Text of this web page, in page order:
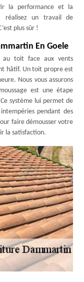
la performance et la
réalisez un travail de
plus sûr !
En Goele
au toit face aux vents
hâtif. Un toit propre est
Nous vous assurons
est une étape
système lui permet de
pendant des
faire démousser votre
la satisfaction.